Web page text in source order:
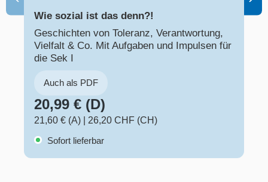
Wie sozial ist das denn?!
Geschichten von Toleranz, Verantwortung,
Vielfalt & Co. Mit Aufgaben und Impulsen für
die Sek I
Auch als PDF
20,99 € (D)
21,60 € (A)
26,20 CHF (CH)
Sofort lieferbar